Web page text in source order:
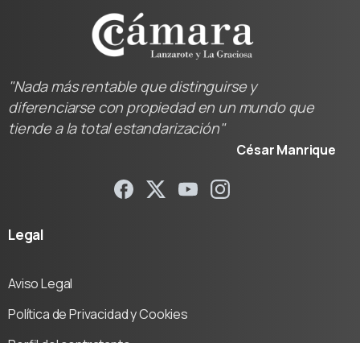
"Nada más rentable que distinguirse y
diferenciarse con propiedad en un mundo que
tiende a la total estandarización"
César Manrique
Legal
Aviso Legal
Política de Privacidad y Cookies